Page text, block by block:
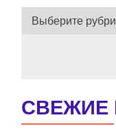
ВЕСЬ
СВЕЖИЕ